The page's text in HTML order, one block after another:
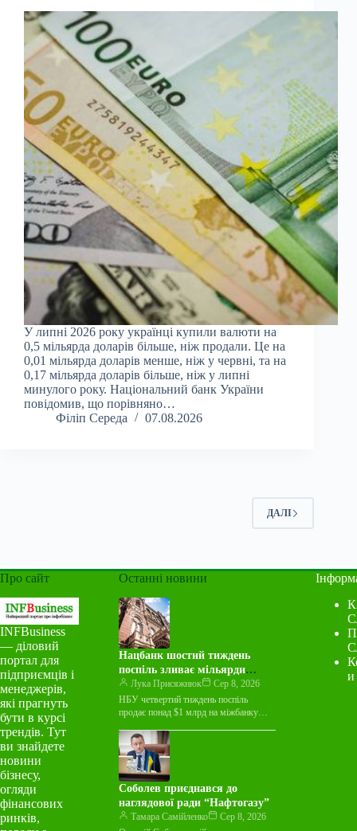
У липні 2026 року українці купили валюти на
0,5 мільярда доларів більше, ніж продали. Це на
0,01 мільярда доларів менше, ніж у червні, та на
0,17 мільярда доларів більше, ніж у липні
минулого року. Національний банк України
повідомив, що порівняно…
Філіп Середа
07.08.2026
ДАЛІ
Про сайт
INFBusiness
— діловий
портал для
підприємців і
менеджерів,
які прагнуть
бути в курсі
трендів. Тут
ви знайдете
новини
бізнесу,
огляди
фінансових
ринків,
Останні новини
Нацбанк шостий тиждень
поспіль зливає мільярди
валюти на міжбанку
Лука Присяжнюк
Сер 8, 2026
НБУ четвертий тиждень поспіль
продає понад $1 млрд на міжбанку
тижня з 3 по 7 серпня…
Соболев приєднався до
наглядової ради “Нафтогазу”
Тамара Самійленко
Сер 8, 2026
и